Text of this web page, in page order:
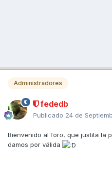
Administradores
fededb
Publicado 24 de
Bienvenido al foro, que justita la
damos por válida